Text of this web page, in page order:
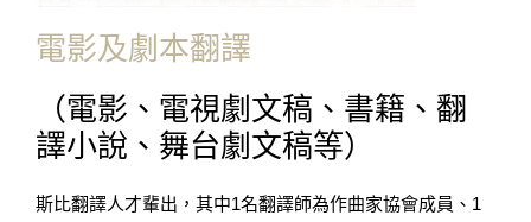
電影及劇本翻譯
（電影、電視劇文稿、書籍、翻
譯小說、舞台劇文稿等）
斯比翻譯人才輩出，其中1名翻譯師為作曲家協會成員、1